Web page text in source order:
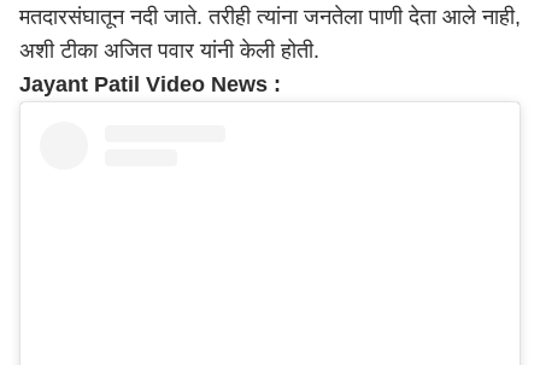
मतदारसंघातून नदी जाते. तरीही त्यांना जनतेला पाणी देता आले नाही,
अशी टीका अजित पवार यांनी केली होती.
Jayant Patil Video News :